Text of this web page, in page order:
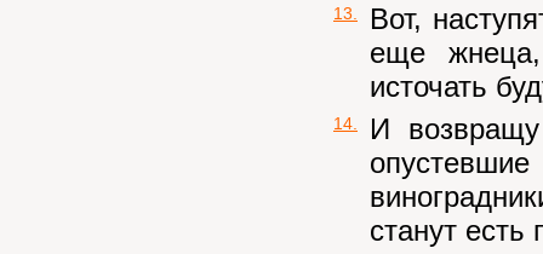
13.
Вот,
еще
источать
14.
И
станут есть